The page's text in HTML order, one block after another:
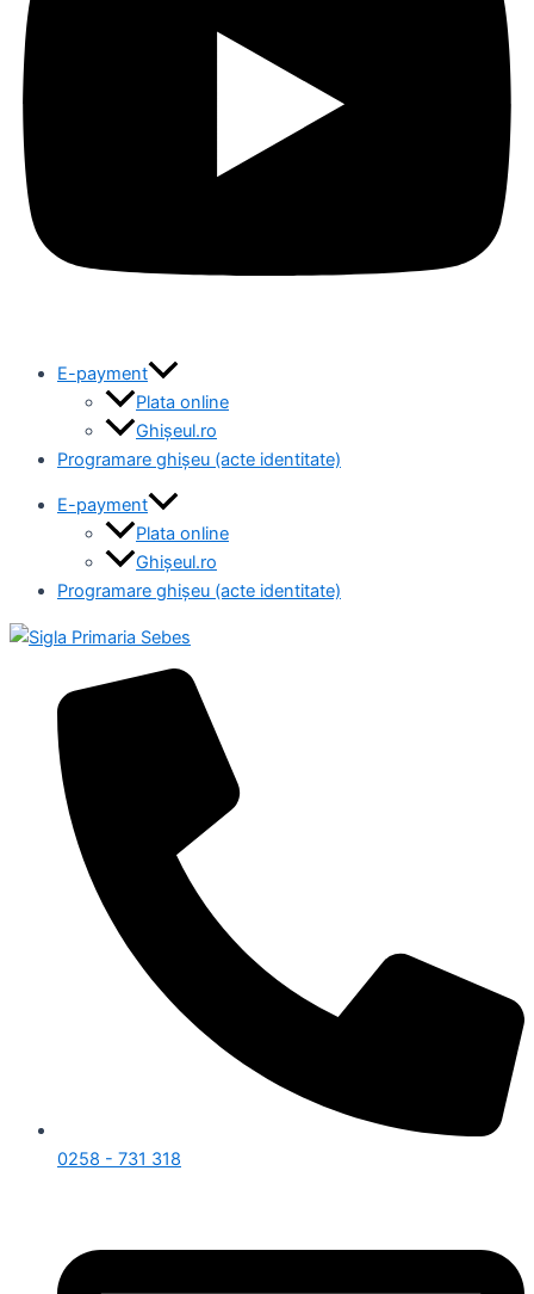
E-payment
Plata online
Ghișeul.ro
Programare ghișeu (acte identitate)
E-payment
Plata online
Ghișeul.ro
Programare ghișeu (acte identitate)
0258 - 731 318